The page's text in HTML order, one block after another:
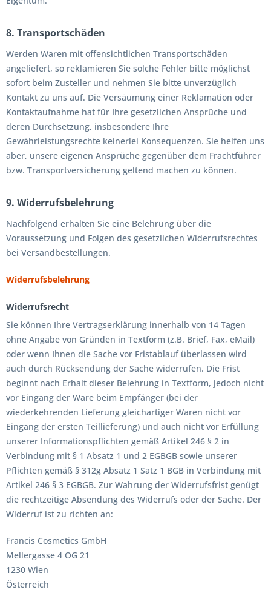
8. Transportschäden
Werden Waren mit offensichtlichen Transportschäden
angeliefert, so reklamieren Sie solche Fehler bitte möglichst
sofort beim Zusteller und nehmen Sie bitte unverzüglich
Kontakt zu uns auf. Die Versäumung einer Reklamation oder
Kontaktaufnahme hat für Ihre gesetzlichen Ansprüche und
deren Durchsetzung, insbesondere Ihre
Gewährleistungsrechte keinerlei Konsequenzen. Sie helfen uns
aber, unsere eigenen Ansprüche gegenüber dem Frachtführer
bzw. Transportversicherung geltend machen zu können.
9. Widerrufsbelehrung
Nachfolgend erhalten Sie eine Belehrung über die
Voraussetzung und Folgen des gesetzlichen Widerrufsrechtes
bei Versandbestellungen.
Widerrufsbelehrung
Widerrufsrecht
Sie können Ihre Vertragserklärung innerhalb von 14 Tagen
ohne Angabe von Gründen in Textform (z.B. Brief, Fax, eMail)
oder wenn Ihnen die Sache vor Fristablauf überlassen wird
auch durch Rücksendung der Sache widerrufen. Die Frist
beginnt nach Erhalt dieser Belehrung in Textform, jedoch nicht
vor Eingang der Ware beim Empfänger (bei der
wiederkehrenden Lieferung gleichartiger Waren nicht vor
Eingang der ersten Teillieferung) und auch nicht vor Erfüllung
unserer Informationspflichten gemäß Artikel 246 § 2 in
Verbindung mit § 1 Absatz 1 und 2 EGBGB sowie unserer
Pflichten gemäß § 312g Absatz 1 Satz 1 BGB in Verbindung mit
Artikel 246 § 3 EGBGB. Zur Wahrung der Widerrufsfrist genügt
die rechtzeitige Absendung des Widerrufs oder der Sache. Der
Widerruf ist zu richten an:
Francis Cosmetics GmbH
Mellergasse 4 OG 21
1230 Wien
Österreich